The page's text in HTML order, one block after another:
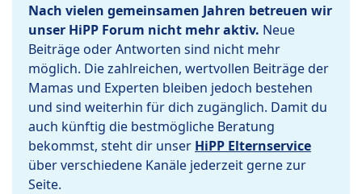
Nach vielen gemeinsamen Jahren betreuen wir
unser HiPP Forum nicht mehr aktiv. Neue
Beiträge oder Antworten sind nicht mehr
möglich. Die zahlreichen, wertvollen Beiträge der
Mamas und Experten bleiben jedoch bestehen
und sind weiterhin für dich zugänglich. Damit du
auch künftig die bestmögliche Beratung
bekommst, steht dir unser HiPP Elternservice
über verschiedene Kanäle jederzeit gerne zur
Seite.